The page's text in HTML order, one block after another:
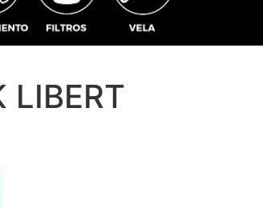
LIBERT